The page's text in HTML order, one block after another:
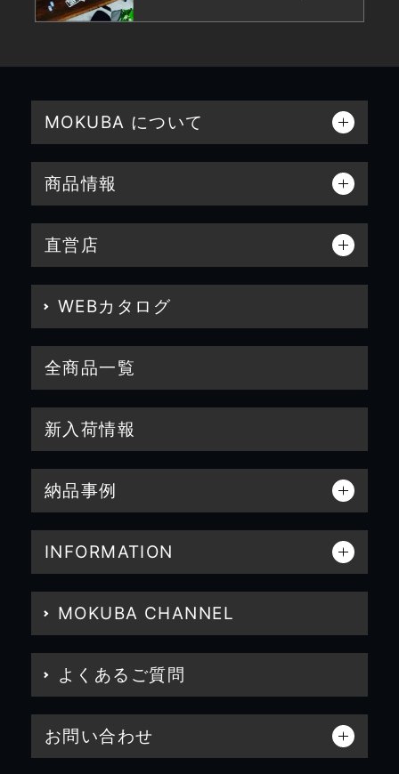
MOKUBA について
商品情報
直営店
WEBカタログ
全商品一覧
新入荷情報
納品事例
INFORMATION
MOKUBA CHANNEL
よくあるご質問
お問い合わせ